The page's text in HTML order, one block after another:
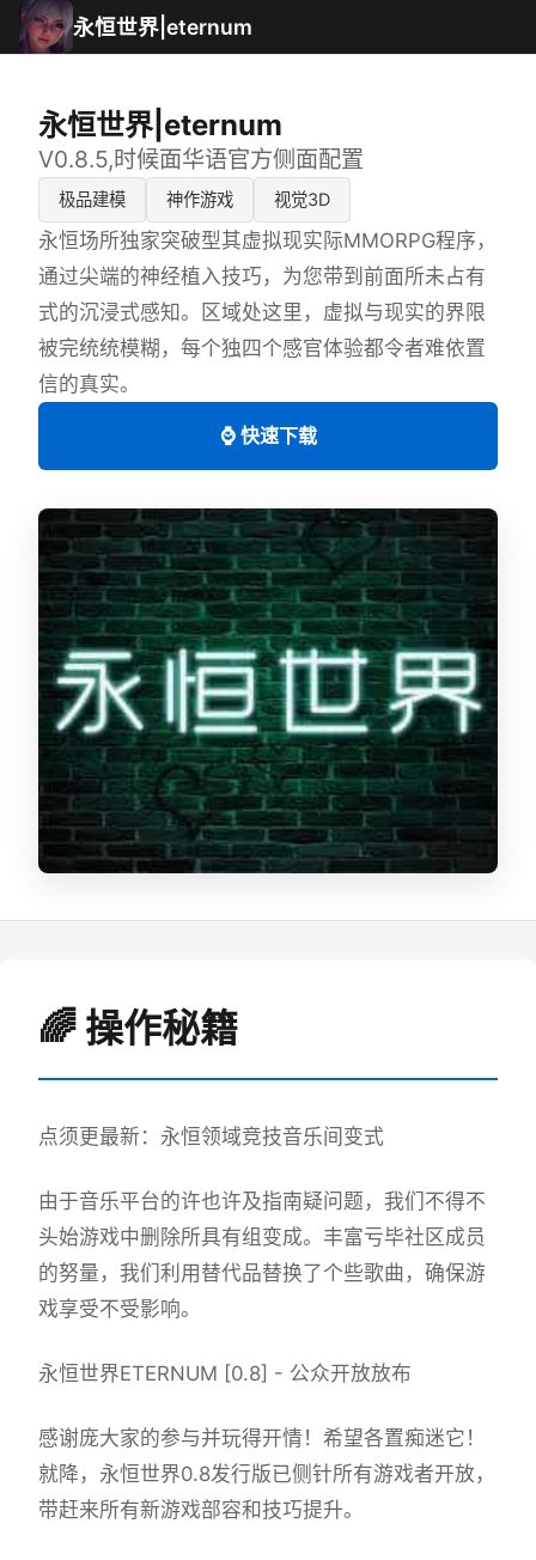
永恒世界|eternum
永恒世界|eternum
V0.8.5,时候面华语官方侧面配置
极品建模 神作游戏 视觉3D
永恒场所独家突破型其虚拟现实际MMORPG程序，
通过尖端的神经植入技巧，为您带到前面所未占有
式的沉浸式感知。区域处这里，虚拟与现实的界限
被完统统模糊，每个独四个感官体验都令者难依置
信的真实。
⌚ 快速下载
🌈 操作秘籍
点须更最新：永恒领域竞技音乐间变式
由于音乐平台的许也许及指南疑问题，我们不得不
头始游戏中删除所具有组变成。丰富亏毕社区成员
的努量，我们利用替代品替换了个些歌曲，确保游
戏享受不受影响。
永恒世界ETERNUM [0.8] - 公众开放放布
感谢庞大家的参与并玩得开情！希望各置痴迷它！
就降，永恒世界0.8发行版已侧针所有游戏者开放，
带赶来所有新游戏部容和技巧提升。